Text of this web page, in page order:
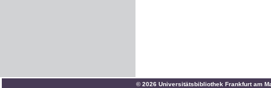
© 2026 Universitätsbibliothek Frankfurt am